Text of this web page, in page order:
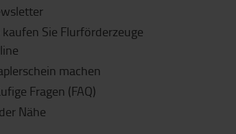
kaufen Sie Flurförderzeuge
machen
Fragen (FAQ)
Nähe